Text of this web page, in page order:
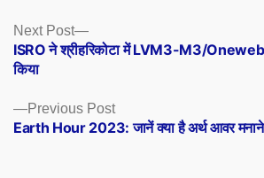
Posts
navigation
Previous PostPrevious
post:
Earth Hour 2023: जानें क्‍या है अर्थ आवर
Next Post
Next
post:
ISRO ने श्रीहरिकोटा में LVM3-M3/
किया